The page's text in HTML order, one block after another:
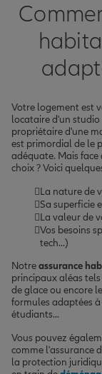
Votre logement est
locataire d'un
propriétaire d'une
est primordial de le
adéquate. Mais
choix ? Voici
La nature de
Sa superficie
La valeur de
Vos besoins
tech...)
Notreassurance
principaux aléas
de glace ou encore
formules adaptées
étudiants...
Vous pouvez
comme l'assurance
la protection